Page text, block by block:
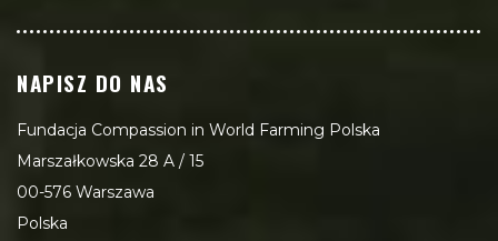
NAPISZ DO NAS
Fundacja Compassion in World Farming Polska
Marszałkowska 28 A / 15
00-576 Warszawa
Polska